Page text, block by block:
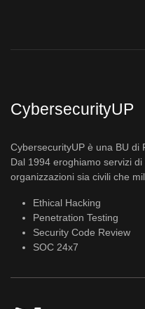
CybersecurityUP
CybersecurityUP è una BU di
Dal 1994 eroghiamo servizi
organizzazioni sia civili che
Ethical Hacking
Penetration Testing
Security Code Review
SOC 24x7